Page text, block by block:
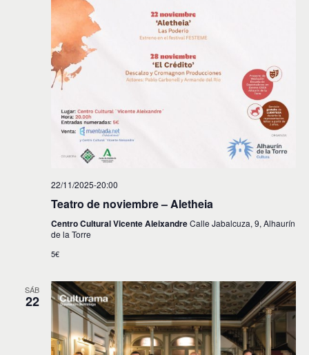
22/11/2025-20:00
Teatro de noviembre – Aletheia
Centro Cultural Vicente AleixandreCalle Jabalcuza, 9, Alhaurín
de la Torre
5€
SÁB
22